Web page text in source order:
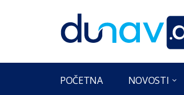
POČETNA NOVOSTI